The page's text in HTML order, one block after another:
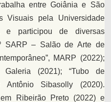
entre Goiânia e São
Visuais pela Universidade
e participou de diversas
SARP – Salão de Arte de
MARP (2022);
Galeria (2021); “Tubo de
Antônio Sibasolly (2020).
Ribeirão Preto (2022) e